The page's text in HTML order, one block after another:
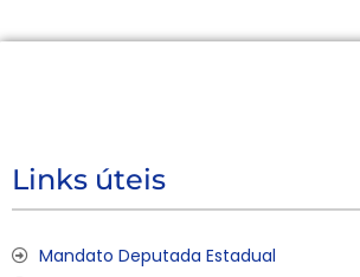
Links úteis
Mandato Deputada Estadual